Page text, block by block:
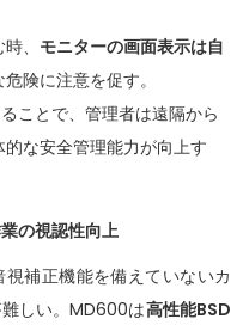
、 モニターの画面表示は自
険に注意を促す。
ことで、管理者は遠隔から
な安全管理能力が向上す
の視認性向上
補正機能を備えていないカ
しい。MD600は高性能BSD